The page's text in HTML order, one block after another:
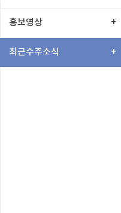
홍보영상 +
최근수주소식 +